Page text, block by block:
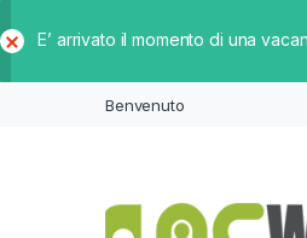
E’ arrivato il momento di una
Benvenuto